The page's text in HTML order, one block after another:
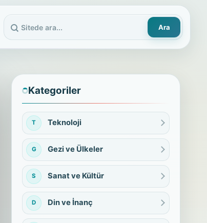
Sitede ara
Ara
Kategoriler
T Teknoloji
G Gezi ve Ülkeler
S Sanat ve Kültür
D Din ve İnanç